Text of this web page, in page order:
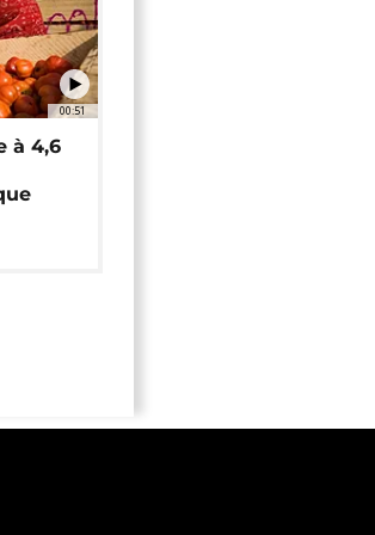
00:51
à 4,6